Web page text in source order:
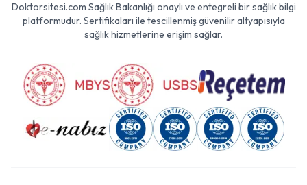
Doktorsitesi.com Sağlık Bakanlığı onaylı ve entegreli bir sağlık bilgi
platformudur. Sertifikaları ile tescillenmiş güvenilir altyapısıyla
sağlık hizmetlerine erişim sağlar.